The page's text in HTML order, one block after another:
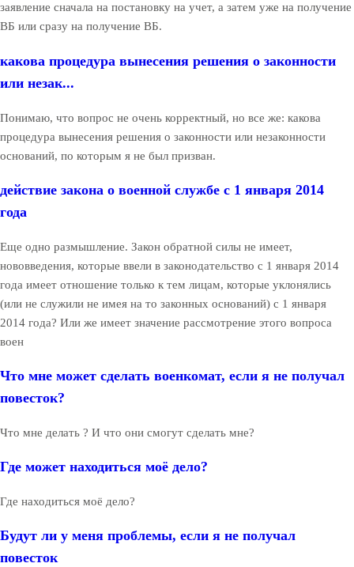
заявление сначала на постановку на учет, а затем уже на получение
ВБ или сразу на получение ВБ.
какова процедура вынесения решения о законности
или незак...
Понимаю, что вопрос не очень корректный, но все же: какова
процедура вынесения решения о законности или незаконности
оснований, по которым я не был призван.
действие закона о военной службе с 1 января 2014
года
Еще одно размышление. Закон обратной силы не имеет,
нововведения, которые ввели в законодательство с 1 января 2014
года имеет отношение только к тем лицам, которые уклонялись
(или не служили не имея на то законных оснований) с 1 января
2014 года? Или же имеет значение рассмотрение этого вопроса
воен
Что мне может сделать военкомат, если я не получал
повесток?
Что мне делать ? И что они смогут сделать мне?
Где может находиться моё дело?
Где находиться моё дело?
Будут ли у меня проблемы, если я не получал
повесток